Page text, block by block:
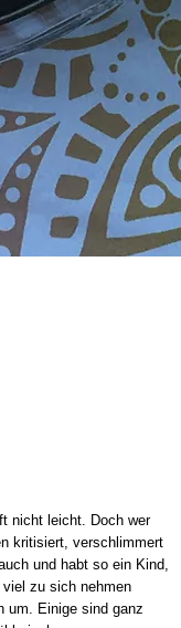
nicht leicht. Doch wer
kritisiert, verschlimmert
und habt so ein Kind,
zu sich nehmen
um. Einige sind ganz